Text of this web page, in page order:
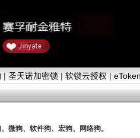
| 圣天诺加密锁 | 软锁云授权 |
微狗、软件狗、宏狗、网络狗。